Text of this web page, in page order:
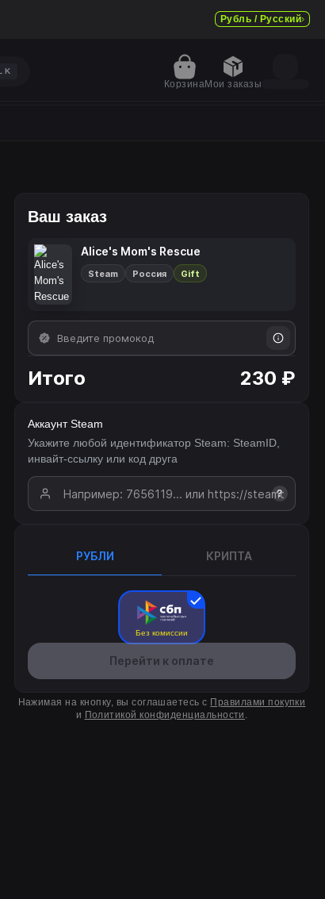
Рубль / Русский
K
КорзинаМои заказы
Ваш заказ
Alice's Mom's Rescue
Steam Россия Gift
Итого 230 ₽
Аккаунт Steam
Укажите любой идентификатор Steam: SteamID,
инвайт-ссылку или код друга
?
РУБЛИ КРИПТА
Без комиссии
Перейти к оплате
Нажимая на кнопку, вы соглашаетесь с Правилами покупки
и Политикой конфиденциальности .